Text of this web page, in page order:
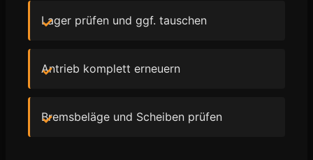
Lager prüfen und ggf. tauschen
Antrieb komplett erneuern
Bremsbeläge und Scheiben prüfen